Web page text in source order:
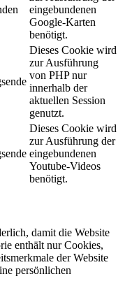
eingebundenen
Google-Karten
benötigt.
Dieses Cookie wird
zur Ausführung
von PHP nur
innerhalb der
aktuellen Session
genutzt.
Dieses Cookie wird
zur Ausführung der
eingebundenen
Youtube-Videos
benötigt.
damit die Website
enthält nur Cookies,
der Website
persönlichen